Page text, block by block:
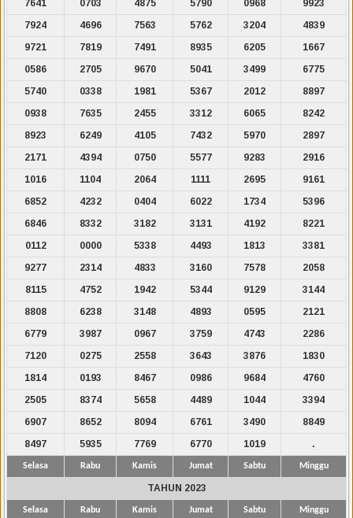
7641
0703 4875 5790 0968
9923
7924
4696 7563 5762 3204
4839
9721
7819 7491 8935 6205
1667
0586
2705 9670 5041 3499
6775
5740
0338 1981 5367 2012
8897
0938
7635 2455 3312 6065
8242
8923
6249 4105 7432 5970
2897
2171
4394 0750 5577 9283
2916
1016
1104 2064 1111 2695
9161
6852
4232 0404 6022 1734
5396
6846
8332 3182 3131 4192
8221
0112
0000 5338 4493 1813
3381
9277
2314 4833 3160 7578
2058
8115
4752 1942 5344 9129
3144
8808
6238 3148 4893 0595
2121
6779
3987 0967 3759 4743
2286
7120
0275 2558 3643 3876
1830
1814
0193 8467 0986 9684
4760
2505
8374 5658 4489 1044
3394
6907
8652 8094 6761 3490
8849
8497
5935 7769 6770 1019 .
Selasa Rabu Kamis Jumat Sabtu Minggu
TAHUN 2023
Selasa Rabu Kamis Jumat Sabtu Minggu